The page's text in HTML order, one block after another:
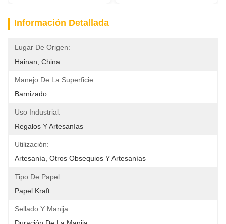
Información Detallada
Lugar De Origen:
Hainan, China
Manejo De La Superficie:
Barnizado
Uso Industrial:
Regalos Y Artesanías
Utilización:
Artesanía, Otros Obsequios Y Artesanías
Tipo De Papel:
Papel Kraft
Sellado Y Manija: